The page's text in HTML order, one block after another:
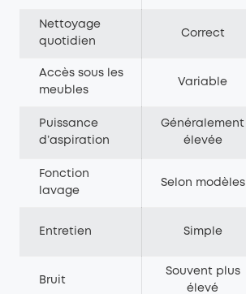
Nettoyage
quotidien
Correct
Accès sous les
meubles
Variable
Puissance
d’aspiration
Généralement
élevée
Fonction
lavage
Selon modèles
Entretien Simple
Bruit
Souvent plus
élevé